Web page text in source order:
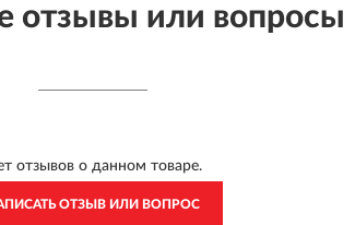
отзывы или вопросы
отзывов о данном товаре.
ОТЗЫВ ИЛИ ВОПРОС